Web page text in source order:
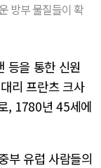
방부 물질들이 확
등을 통한 신원
리 프란츠 크사
, 1780년 45세에
부 유럽 사람들의